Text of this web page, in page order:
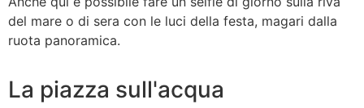
del mare o di sera con le luci della festa, magari dalla
ruota panoramica.
La piazza sull'acqua